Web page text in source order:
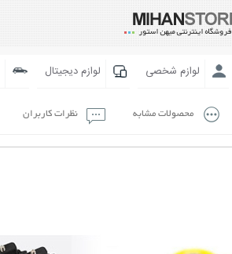
لوازم شخصی لوازم دیجیتال
محصولات مشابه نظرات کاربران